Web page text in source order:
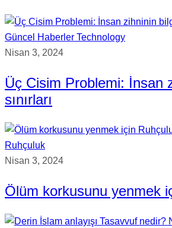
Güncel Haberler Technology
Nisan 3, 2024
Üç Cisim Problemi: İnsan
sınırları
Ruhçuluk
Nisan 3, 2024
Ölüm korkusunu yenmek